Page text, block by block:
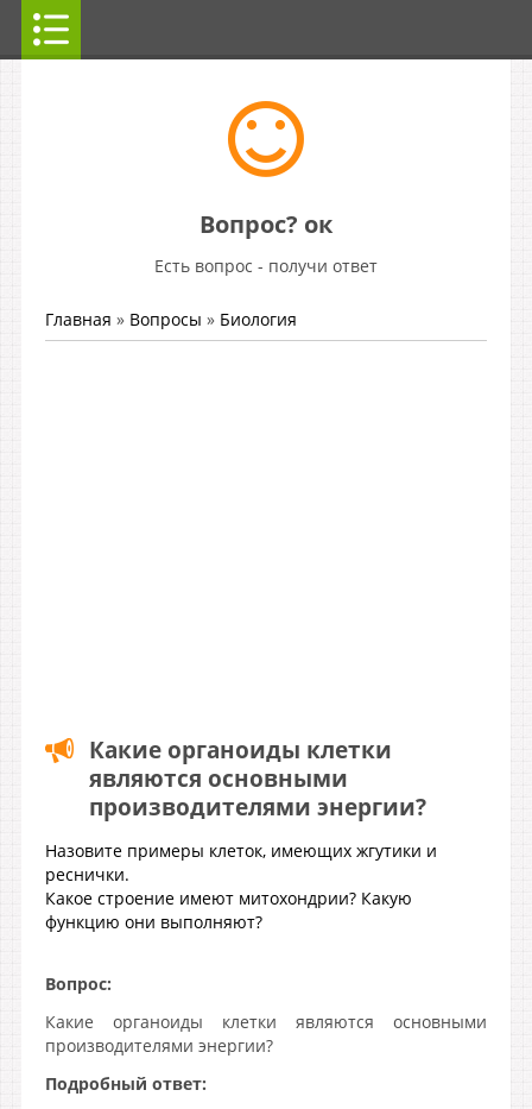
Вопрос? ок
Есть вопрос - получи ответ
Главная » Вопросы » Биология
Какие органоиды клетки
являются основными
производителями энергии?
Назовите примеры клеток, имеющих жгутики и
реснички.
Какое строение имеют митохондрии? Какую
функцию они выполняют?
Вопрос:
Какие органоиды клетки являются основными
производителями энергии?
Подробный ответ: